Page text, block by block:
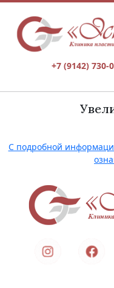
+7 (9142) 730-
С подробной